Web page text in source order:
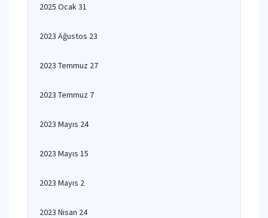
2025 Ocak 31
2023 Ağustos 23
2023 Temmuz 27
2023 Temmuz 7
2023 Mayıs 24
2023 Mayıs 15
2023 Mayıs 2
2023 Nisan 24